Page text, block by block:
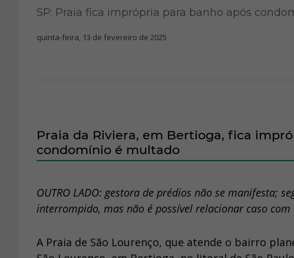
SP: Praia fica imprópria para banho após
quinta-feira, 13 de fevereiro de 2025
Praia da Riviera, em Bertioga, fica
condomínio é multado
OUTRO LADO: gestora de prédios não se manifesta;
interrompido, mas não é possível relacionar caso
A Praia de São Lourenço, que atende o bairro